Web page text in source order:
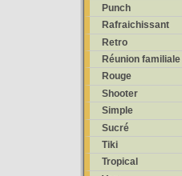
Punch
Rafraichissant
Retro
Réunion familiale
Rouge
Shooter
Simple
Sucré
Tiki
Tropical